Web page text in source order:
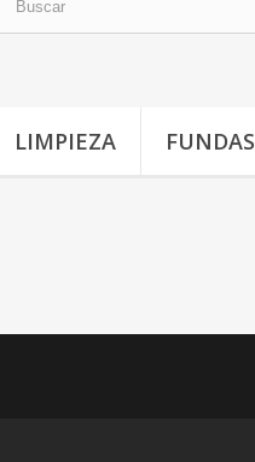
LIMPIEZA FUNDAS